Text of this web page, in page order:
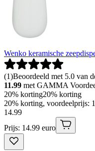
Wenko keramische
(1)Beoordeeld met 5.0 van
11.99 met GAMMA
20% korting20% korting
20% korting, voordeelprijs:
14.99
Prijs: 14.99 euro